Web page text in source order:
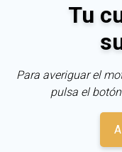
Tu
Para averiguar el
pulsa el